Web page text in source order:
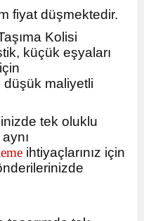
fiyat düşmektedir.
Kolisi
küçük eşyaları
düşük maliyetli
tek oluklu
ihtiyaçlarınız için